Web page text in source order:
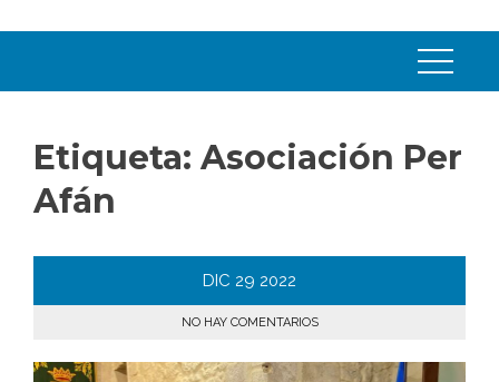
Etiqueta: Asociación Per
Afán
DIC 29 2022
NO HAY COMENTARIOS